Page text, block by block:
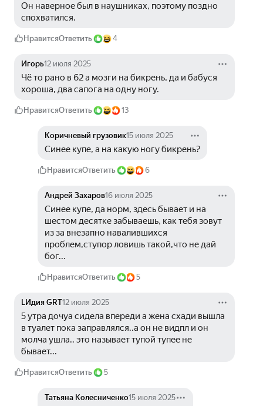
Он наверное был в наушниках, поэтому поздно
спохватился.
НравитсяОтветить 4
Игорь12 июля 2025
Чё то рано в 62 а мозги на бикрень, да и бабуся
хороша, два сапога на одну ногу.
НравитсяОтветить 13
Коричневый грузовик15 июля 2025
Синее купе, а на какую ногу бикрень?
НравитсяОтветить 6
Андрей Захаров16 июля 2025
Синее купе, да норм, здесь бывает и на
шестом десятке забываешь, как тебя зовут
из за внезапно навалившихся
проблем,ступор ловишь такой,что не дай
бог...
НравитсяОтветить 5
LИдия GRT12 июля 2025
5 утра дочуа сидела впереди а жена схади вышла
в туалет пока заправлялся..а он не видпл и он
молча ушла.. это называет тупой тупее не
бывает...
НравитсяОтветить 5
Татьяна Колесниченко15 июля 2025